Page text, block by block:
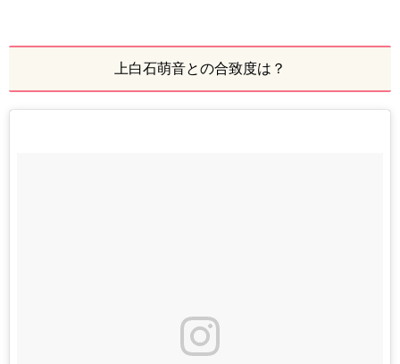
上白石萌音との合致度は？